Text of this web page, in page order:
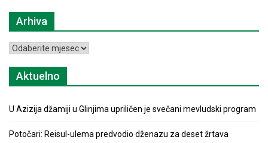
Arhiva
Arhiva
Aktuelno
U Azizija džamiji u Glinjima upriličen je svečani mevludski program
Potočari: Reisul-ulema predvodio dženazu za deset žrtava